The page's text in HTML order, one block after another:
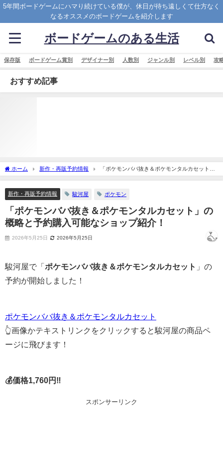
5年間ボードゲームにハマり続けている僕が、休日が待ち遠しくて仕方なく
なるオススメのボードゲームを紹介します
ボードゲームのある生活
保存版 ボードゲーム賞別 デザイナー別 人数別 ジャンル別 レベル別 攻
おすすめ記事
ホーム 新作・再販予約情報
「ポケモンババ抜き＆ポケモンタルカセット」
の概略と予約購入可能なショップ紹介！
新作・再販予約情報 駿河屋 ポケモン
「ポケモンババ抜き＆ポケモンタルカセット」の
概略と予約購入可能なショップ紹介！
2026年5月25日 2026年5月25日
駿河屋で「 ポケモンババ抜き＆ポケモンタルカセット 」の
予約が開始しました！
ポケモンババ抜き＆ポケモンタルカセット
👆画像かテキストリンクをクリックすると駿河屋の商品ペ
ージに飛びます！
💰価格1,760円‼
スポンサーリンク